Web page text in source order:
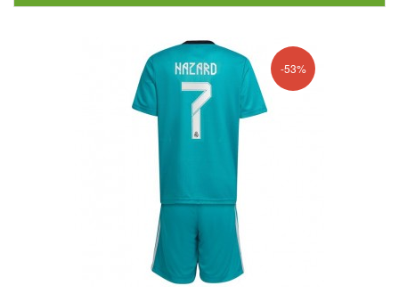
-53%